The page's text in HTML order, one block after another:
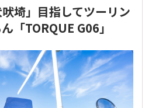
埼」目指してツーリン
「TORQUE G06」